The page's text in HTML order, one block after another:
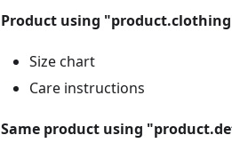
Product using
Size chart
Care instructions
Same product using